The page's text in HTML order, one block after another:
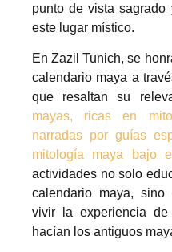
punto de vista
este lugar místico.
En Zazil Tunich, se
calendario maya a
que resaltan su
mayas, ricas en
narradas por guías
mitología maya bajo
actividades no solo
calendario maya, sino
vivir la experiencia
hacían los antiguos